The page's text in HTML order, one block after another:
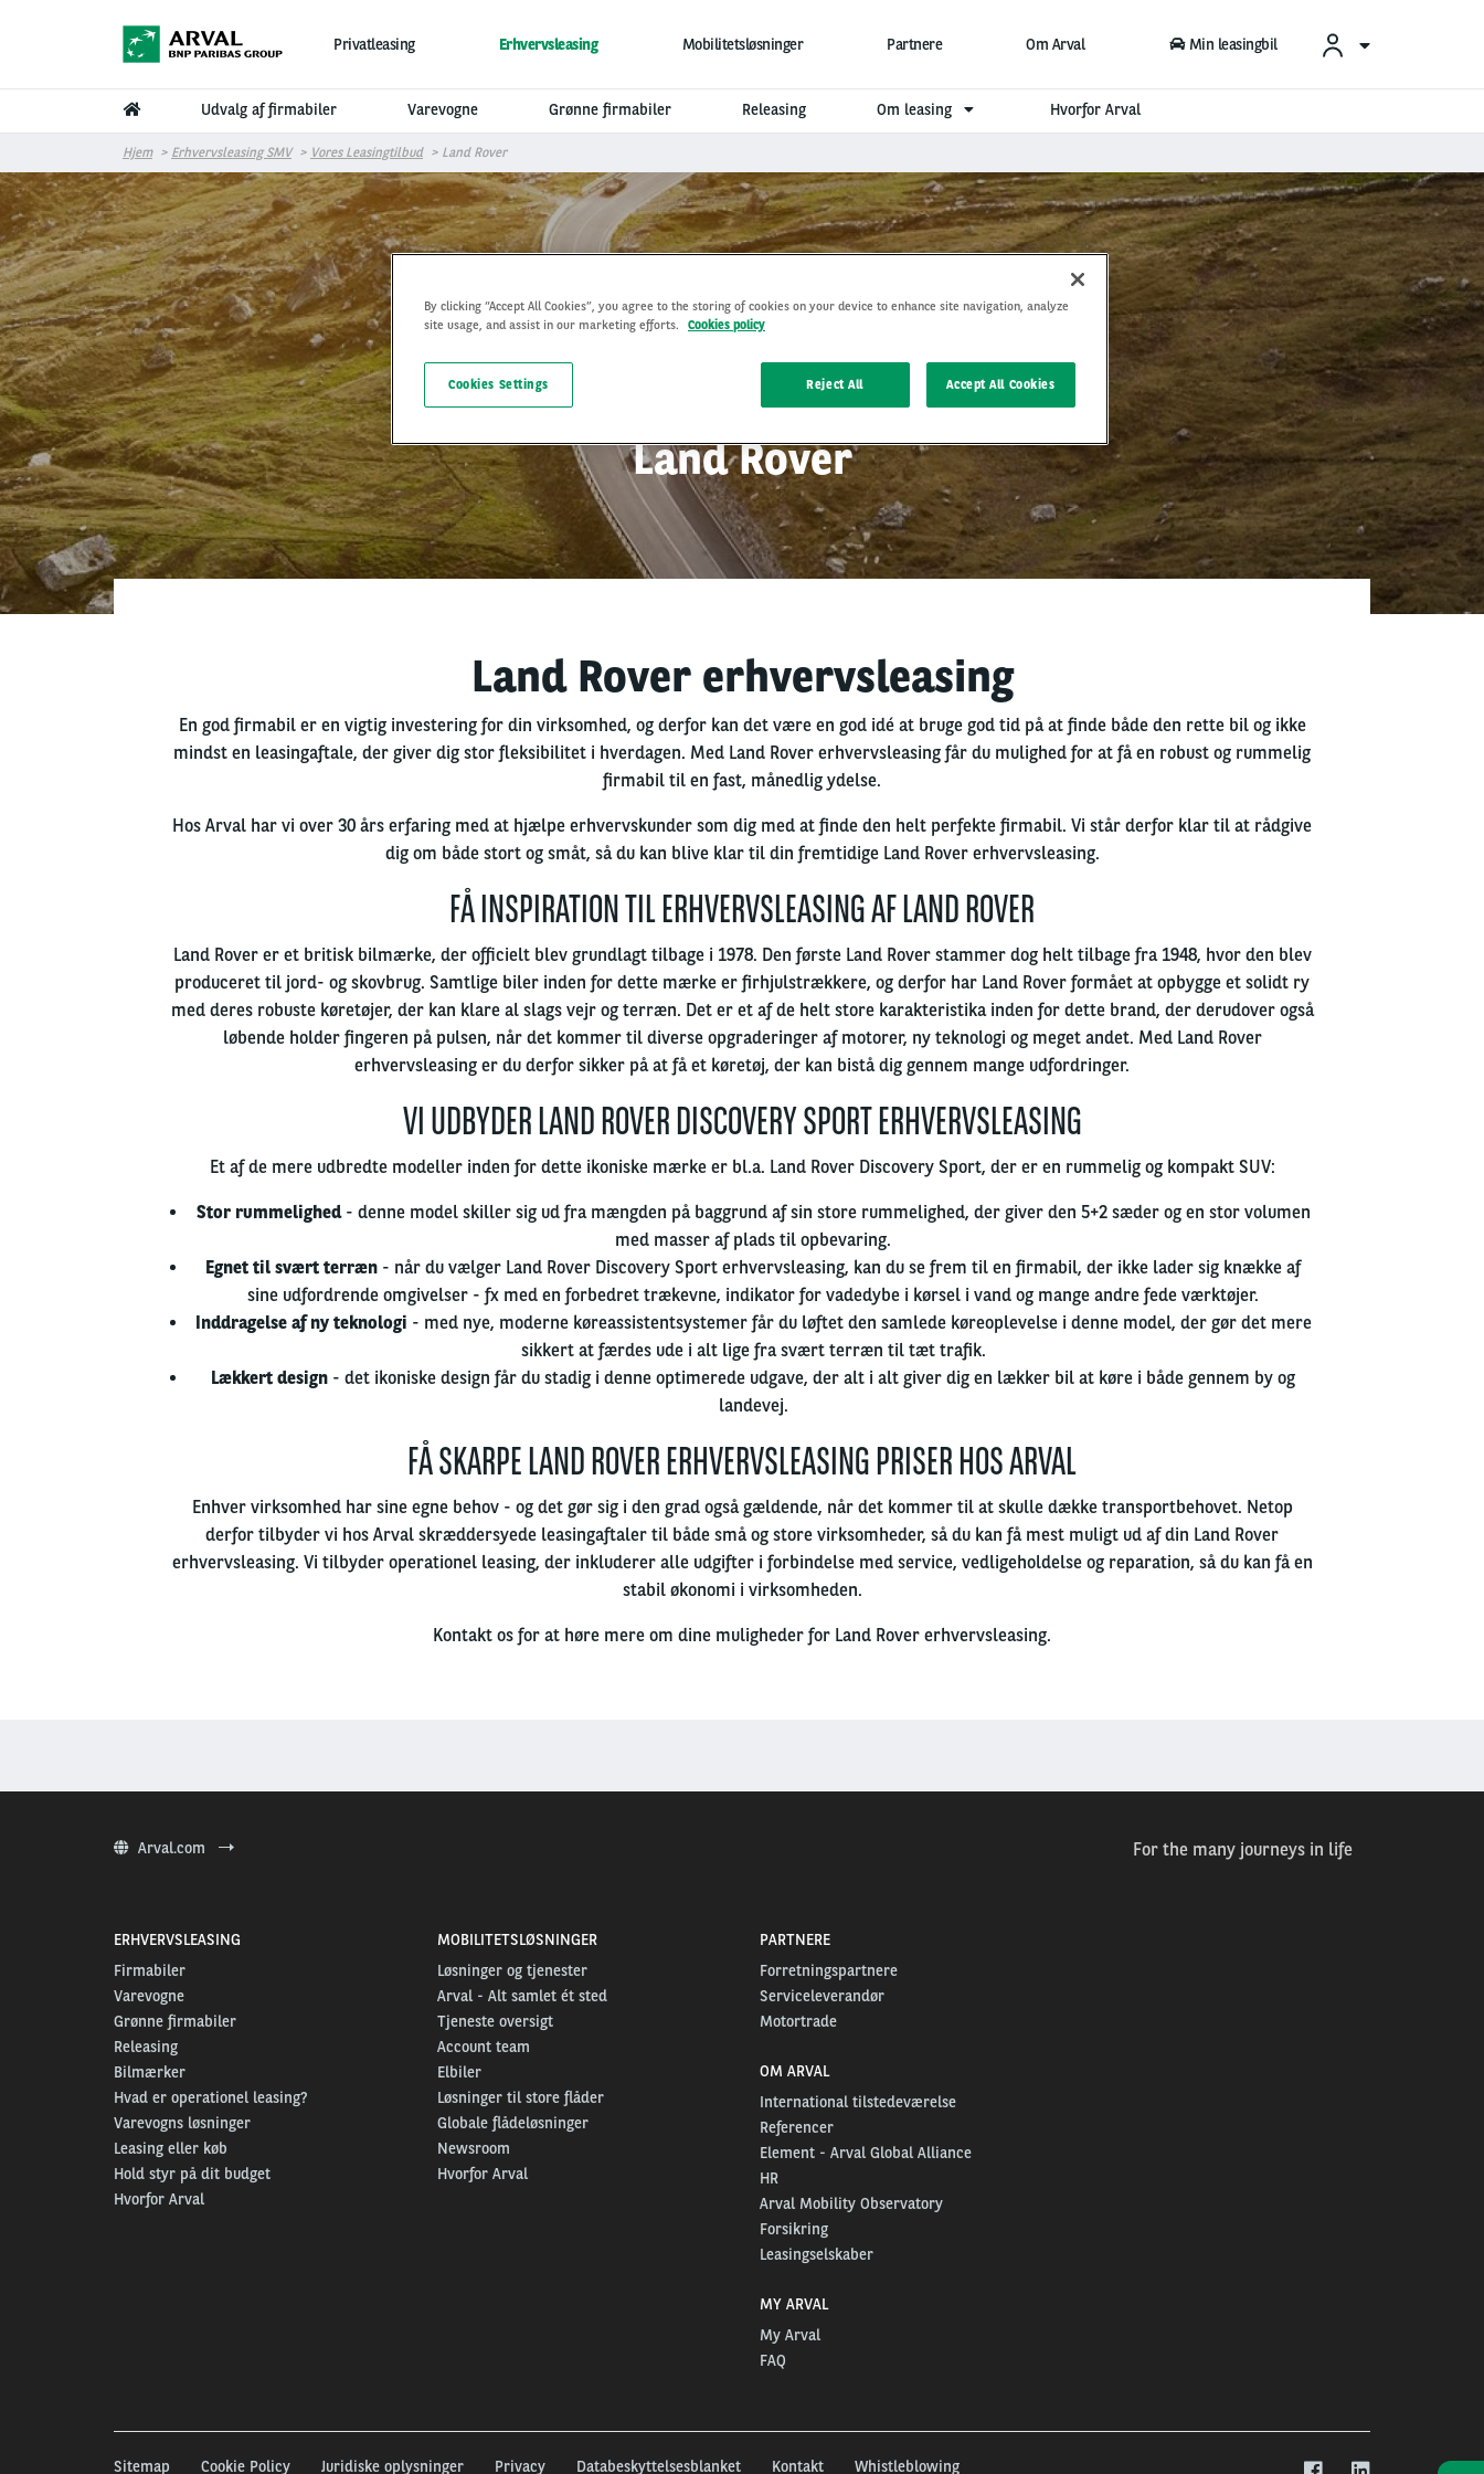
Privatleasing Erhvervsleasing Mobilitetsløsninger Partnere Om Arval Min leasingbil
Udvalg af firmabiler Varevogne Grønne firmabiler Releasing Om leasing Hvorfor Arval
Hjem Erhvervsleasing SMV Vores Leasingtilbud Land Rover
Land Rover
Land Rover erhvervsleasing
En god firmabil er en vigtig investering for din virksomhed, og derfor kan det være en god idé at bruge god tid på at finde både den rette bil og ikke
mindst en leasingaftale, der giver dig stor fleksibilitet i hverdagen. Med Land Rover erhvervsleasing får du mulighed for at få en robust og rummelig
firmabil til en fast, månedlig ydelse.
Hos Arval har vi over 30 års erfaring med at hjælpe erhvervskunder som dig med at finde den helt perfekte firmabil. Vi står derfor klar til at rådgive
dig om både stort og småt, så du kan blive klar til din fremtidige Land Rover erhvervsleasing.
FÅ INSPIRATION TIL ERHVERVSLEASING AF LAND ROVER
Land Rover er et britisk bilmærke, der officielt blev grundlagt tilbage i 1978. Den første Land Rover stammer dog helt tilbage fra 1948, hvor den blev
produceret til jord- og skovbrug. Samtlige biler inden for dette mærke er firhjulstrækkere, og derfor har Land Rover formået at opbygge et solidt ry
med deres robuste køretøjer, der kan klare al slags vejr og terræn. Det er et af de helt store karakteristika inden for dette brand, der derudover også
løbende holder fingeren på pulsen, når det kommer til diverse opgraderinger af motorer, ny teknologi og meget andet. Med Land Rover
erhvervsleasing er du derfor sikker på at få et køretøj, der kan bistå dig gennem mange udfordringer.
VI UDBYDER LAND ROVER DISCOVERY SPORT ERHVERVSLEASING
Et af de mere udbredte modeller inden for dette ikoniske mærke er bl.a. Land Rover Discovery Sport, der er en rummelig og kompakt SUV:
Stor rummelighed- denne model skiller sig ud fra mængden på baggrund af sin store rummelighed, der giver den 5+2 sæder og en stor volumen
med masser af plads til opbevaring.
Egnet til svært terræn - når du vælger Land Rover Discovery Sport erhvervsleasing, kan du se frem til en firmabil, der ikke lader sig knække af
sine udfordrende omgivelser - fx med en forbedret trækevne, indikator for vadedybe i kørsel i vand og mange andre fede værktøjer.
Inddragelse af ny teknologi - med nye, moderne køreassistentsystemer får du løftet den samlede køreoplevelse i denne model, der gør det mere
sikkert at færdes ude i alt lige fra svært terræn til tæt trafik.
Lækkert design - det ikoniske design får du stadig i denne optimerede udgave, der alt i alt giver dig en lækker bil at køre i både gennem by og
landevej.
FÅ SKARPE LAND ROVER ERHVERVSLEASING PRISER HOS ARVAL
Enhver virksomhed har sine egne behov - og det gør sig i den grad også gældende, når det kommer til at skulle dække transportbehovet. Netop
derfor tilbyder vi hos Arval skræddersyede leasingaftaler til både små og store virksomheder, så du kan få mest muligt ud af din Land Rover
erhvervsleasing. Vi tilbyder operationel leasing, der inkluderer alle udgifter i forbindelse med service, vedligeholdelse og reparation, så du kan få en
stabil økonomi i virksomheden.
Kontakt os for at høre mere om dine muligheder for Land Rover erhvervsleasing.
Arval.com For the many journeys in life
ERHVERVSLEASING
Firmabiler
Varevogne
Grønne firmabiler
Releasing
Bilmærker
Hvad er operationel leasing?
Varevogns løsninger
Leasing eller køb
Hold styr på dit budget
Hvorfor Arval
MOBILITETSLØSNINGER
Løsninger og tjenester
Arval - Alt samlet ét sted
Tjeneste oversigt
Account team
Elbiler
Løsninger til store flåder
Globale flådeløsninger
Newsroom
Hvorfor Arval
PARTNERE
Forretningspartnere
Serviceleverandør
Motortrade
OM ARVAL
International tilstedeværelse
Referencer
Element - Arval Global Alliance
HR
Arval Mobility Observatory
Forsikring
Leasingselskaber
MY ARVAL
My Arval
FAQ
Sitemap Cookie Policy Juridiske oplysninger Privacy Databeskyttelsesblanket Kontakt Whistleblowing
By clicking “Accept All Cookies”, you agree to the storing of cookies on your device to enhance site navigation, analyze
site usage, and assist in our marketing efforts.
Cookies policy
Reject All Accept All Cookies
Cookies Settings